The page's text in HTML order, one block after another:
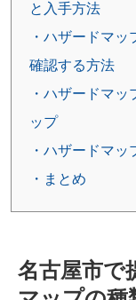
と入手方法
・ハザードマ
確認する方法
・ハザードマ
ップ
・ハザードマ
・まとめ
名古屋市で